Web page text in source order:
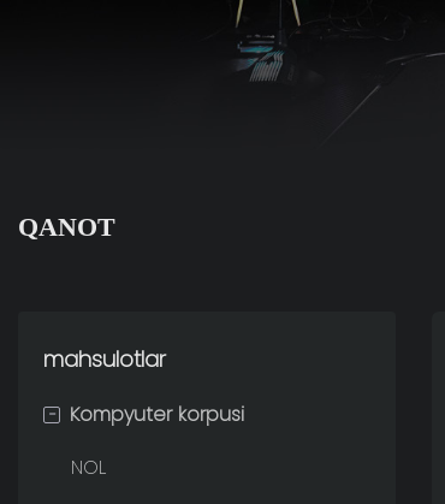
QANOT
mahsulotlar
-
Kompyuter korpusi
NOL